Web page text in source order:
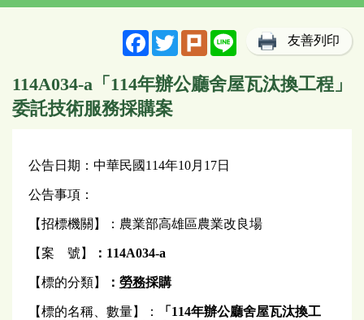
FacebookTwitterPlurk Line 友善列印
114A034-a「114年辦公廳舍屋瓦汰換工程」
委託技術服務採購案
公告日期：中華民國114年10月17日
公告事項：
【招標機關】：農業部高雄區農業改良場
【案 號】 ：114A034-a
【標的分類】 ： 勞務採購
【標的名稱、數量】：
「114年辦公廳舍屋瓦汰換工